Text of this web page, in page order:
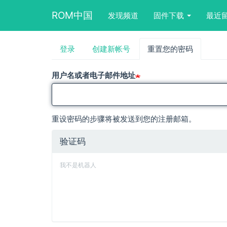
ROM中国
Main
navigation
发现频道 固件下载 最近
User
account
menu
Search
form
block
主
标
登录 创建新帐号 重置您的密码
签）
用户名或者电子邮件地址
重设密码的步骤将被发送到您的注册邮箱。
验证码
我不是机器人